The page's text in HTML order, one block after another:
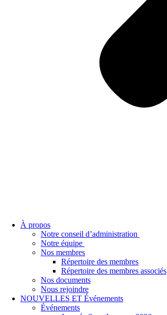
À propos
Notre conseil d’administration
Notre équipe
Nos membres
Répertoire des membres
Répertoire des membres associés
Nos documents
Nous rejoindre
NOUVELLES ET Événements
Événements